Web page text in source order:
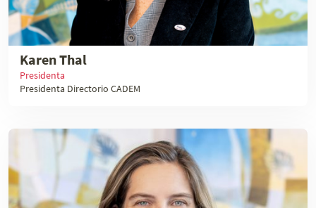
Karen Thal
Presidenta
Presidenta Directorio CADEM